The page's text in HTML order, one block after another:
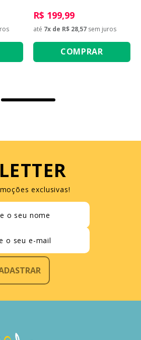
R$ 199,99
até 7x de R$ 28,57 sem juros
COMPRAR
exclusivas!